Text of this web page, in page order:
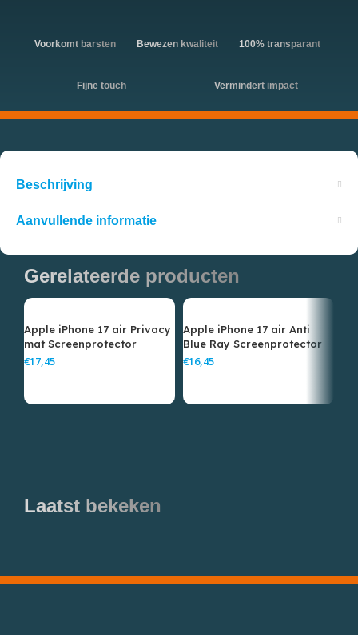
Voorkomt barsten Bewezen kwaliteit 100% transparant
Fijne touch Vermindert impact
Beschrijving
Aanvullende informatie
Gerelateerde producten
Apple iPhone 17 air Privacy
mat Screenprotector
€
Apple iPhone 17 air Anti
Blue Ray Screenprotector
€
Laatst bekeken